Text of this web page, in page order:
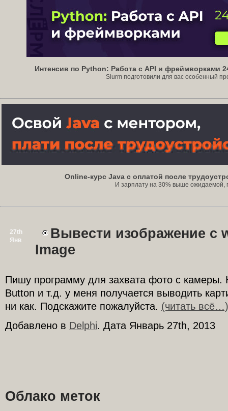
Интенсив по Python: Работа с API и фреймворками
Slurm подготовили для вас особенный
Online-курс Java с оплатой после
И зарплату на 30% выше ожидаемой,
27th
Янв
Вывести изображение с
Image
Пишу программу для захвата фото с камеры.
Button и т.д. у меня получается выводить
ни как. Подскажите пожалуйста. (читать всё…)
Добавлено в Delphi. Дата Январь 27th, 2013
Облако меток